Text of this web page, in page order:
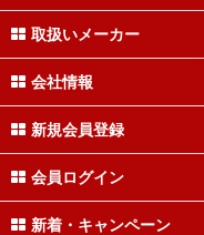
取扱いメーカー
会社情報
新規会員登録
会員ログイン
新着・キャンペーン